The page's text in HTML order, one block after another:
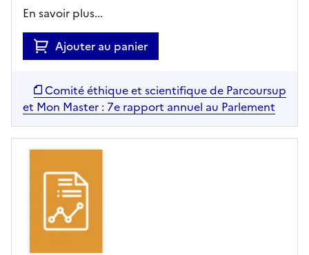
En savoir plus...
Ajouter au panier
Comité éthique et scientifique de Parcoursup
et Mon Master : 7e rapport annuel au Parlement